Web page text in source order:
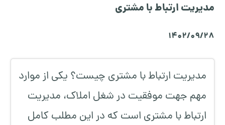
مدیریت ارتباط با مشتری
1402/09/28
مدیریت ارتباط با مشتری چیست؟ یکی از موارد
مهم جهت موفقیت در شغل املاک، مدیریت
ارتباط با مشتری است که در این مطلب کامل